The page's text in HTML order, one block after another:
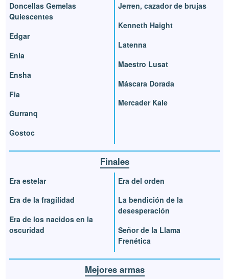
Doncellas Gemelas
Quiescentes
Edgar
Enia
Ensha
Fia
Gurranq
Gostoc
Jerren, cazador de brujas
Kenneth Haight
Latenna
Maestro Lusat
Máscara Dorada
Mercader Kale
Finales
Era estelar
Era de la fragilidad
Era de los nacidos en la
oscuridad
Era del orden
La bendición de la
desesperación
Señor de la Llama
Frenética
Mejores armas